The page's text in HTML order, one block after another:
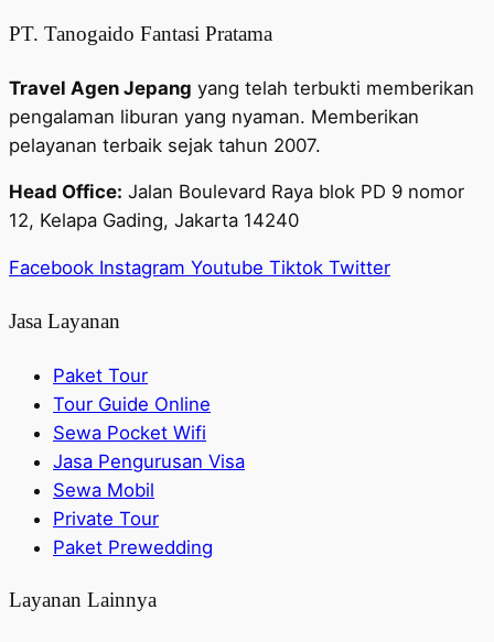
PT. Tanogaido Fantasi Pratama
Travel Agen Jepang yang telah terbukti memberikan
pengalaman liburan yang nyaman. Memberikan
pelayanan terbaik sejak tahun 2007.
Head Office: Jalan Boulevard Raya blok PD 9 nomor
12, Kelapa Gading, Jakarta 14240
Facebook Instagram Youtube Tiktok Twitter
Jasa Layanan
Paket Tour
Tour Guide Online
Sewa Pocket Wifi
Jasa Pengurusan Visa
Sewa Mobil
Private Tour
Paket Prewedding
Layanan Lainnya